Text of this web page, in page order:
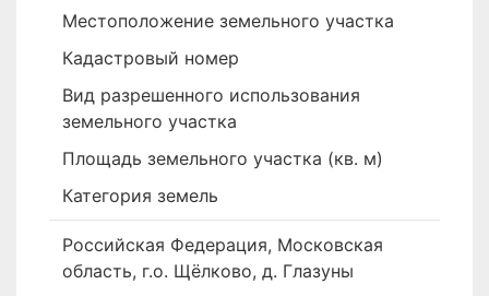
Местоположение земельного участка
Кадастровый номер
Вид разрешенного использования
земельного участка
Площадь земельного участка (кв. м)
Категория земель
Российская Федерация, Московская
область, г.о. Щёлково, д. Глазуны